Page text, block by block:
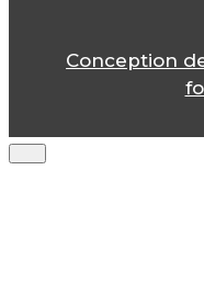
Conception